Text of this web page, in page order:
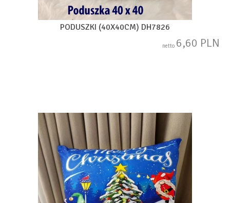
PODUSZKI (40X40CM) DH7826
netto 6,60 PLN